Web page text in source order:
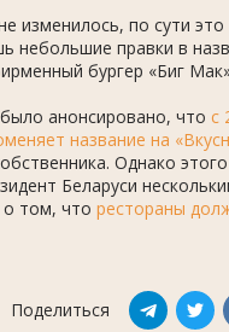
изменилось, по сути
небольшие правки в
бургер «Биг
анонсировано, что с
название на
Однако
Беларуси
о том, что рестораны
Поделиться